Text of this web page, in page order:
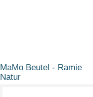
MaMo Beutel - Ramie
Natur